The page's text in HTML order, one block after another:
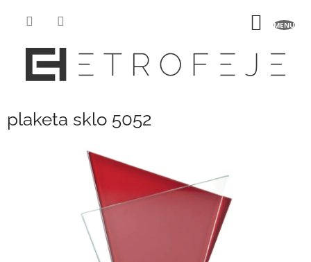
plaketa sklo 5052